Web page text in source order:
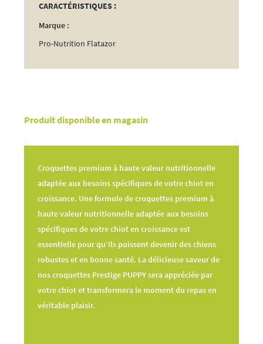
Produit disponible en magasin
Croquettes premium à haute valeur nutritionnelle
adaptée aux besoins spécifiques de votre chiot en
croissance. Une formule de croquettes premium à
haute valeur nutritionnelle adaptée aux besoins
spécifiques de votre chiot en croissance est
essentielle pour qu’ils puissent devenir des chiens
robustes et en bonne santé. La délicieuse saveur de
nos croquettes Prestige PUPPY sera appréciée par
votre chiot et transformera le moment du repas en
véritable plaisir.
CARACTÉRISTIQUES :
Marque :
Pro-Nutrition Flatazor